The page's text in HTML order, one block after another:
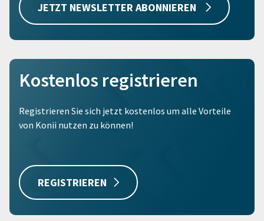
JETZT NEWSLETTER ABONNIEREN
Kostenlos registrieren
Registrieren Sie sich jetzt kostenlos um alle Vorteile
von Konii nutzen zu können!
REGISTRIEREN